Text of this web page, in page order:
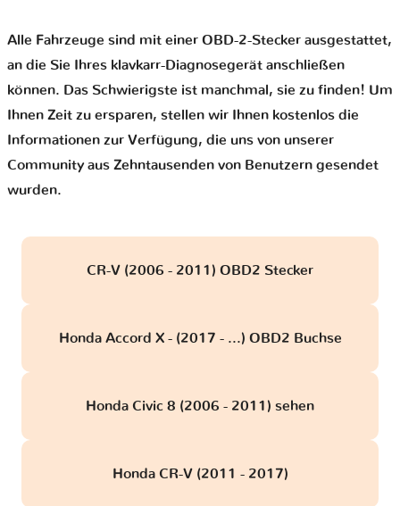
Alle Fahrzeuge sind mit einer OBD-2-Stecker ausgestattet,
an die Sie Ihres klavkarr-Diagnosegerät anschließen
können. Das Schwierigste ist manchmal, sie zu finden! Um
Ihnen Zeit zu ersparen, stellen wir Ihnen kostenlos die
Informationen zur Verfügung, die uns von unserer
Community aus Zehntausenden von Benutzern gesendet
wurden.
CR-V (2006 - 2011) OBD2 Stecker
Honda Accord X - (2017 - ...) OBD2 Buchse
Honda Civic 8 (2006 - 2011) sehen
Honda CR-V (2011 - 2017)